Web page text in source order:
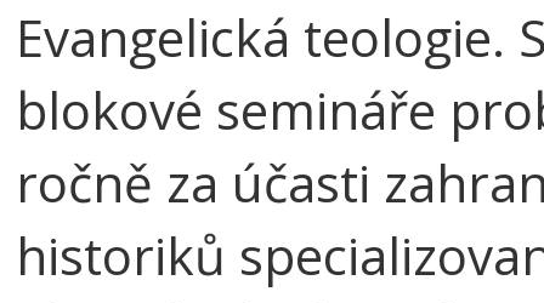
Evangelická teologie.
blokové semináře
ročně za účasti
historiků